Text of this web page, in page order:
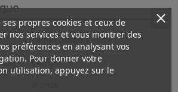
Zamak plaqué bronze
Bronze
propres cookies et ceux de
nos services et vous montrer des
préférences en analysant vos
Pour donner votre
utilisation, appuyez sur le